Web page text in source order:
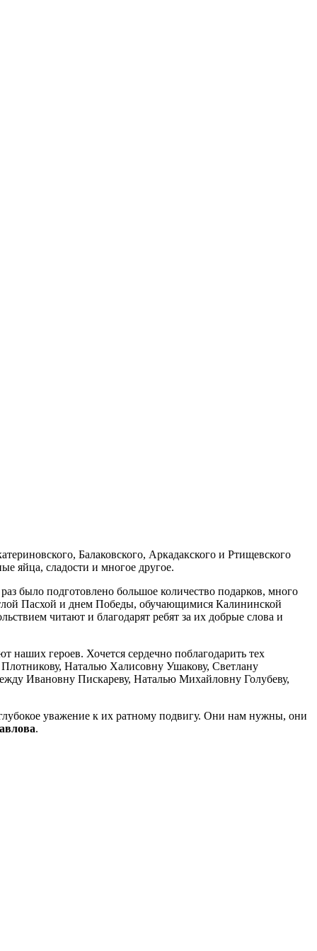
Балаковского, Аркадакского и Ртищевского
яйца, сладости и многое другое.
было подготовлено большое количество подарков, много
Пасхой и днем Победы, обучающимися Калининской
читают и благодарят ребят за их добрые слова и
наших героев. Хочется сердечно поблагодарить тех
Наталью Халисовну Ушакову, Светлану
Ивановну Пискареву, Наталью Михайловну Голубеву,
уважение к их ратному подвигу. Они нам нужны, они
.